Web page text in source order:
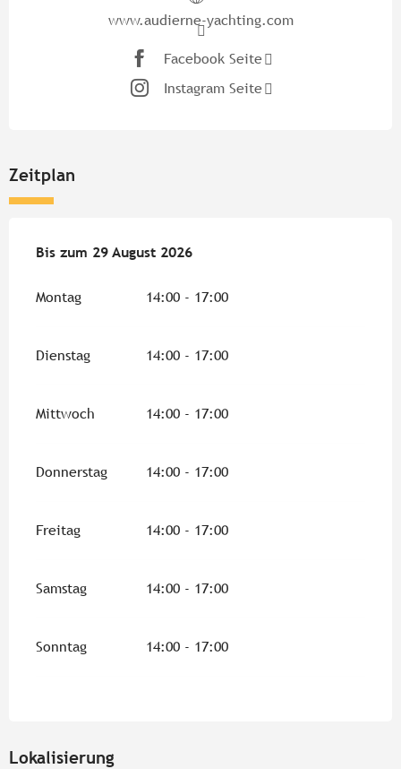
www.audierne-yachting.com
Facebook Seite
Instagram Seite
Zeitplan
vom12 Mai 2026bis zum
Bis zum 29 August 2026
Montag 14:00 - 17:00
Dienstag 14:00 - 17:00
Mittwoch 14:00 - 17:00
Donnerstag 14:00 - 17:00
Freitag 14:00 - 17:00
Samstag 14:00 - 17:00
Sonntag 14:00 - 17:00
Lokalisierung